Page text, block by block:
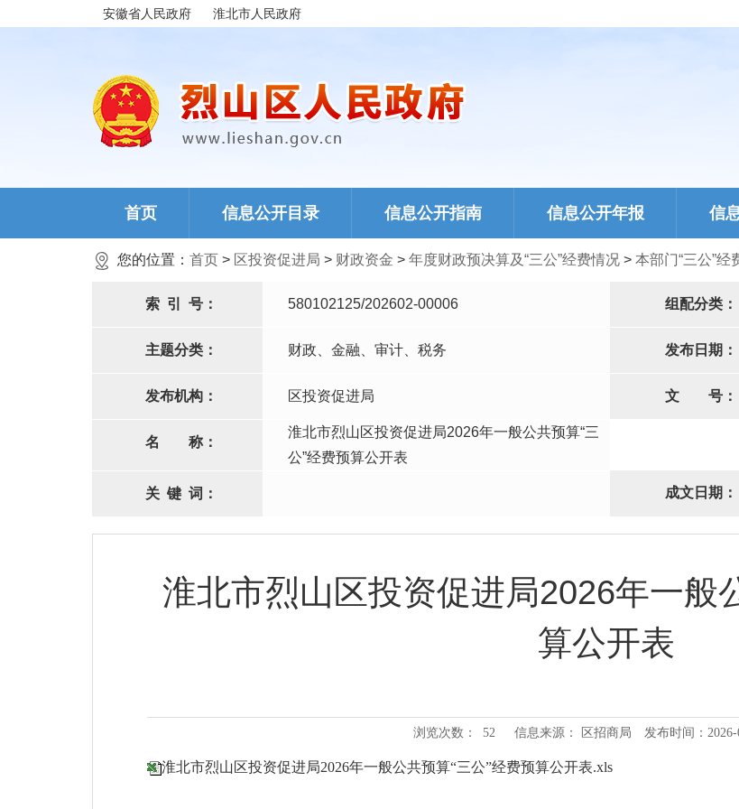
安徽省人民政府 淮北市人民政府
首页 信息公开目录 信息公开指南 信息公开年报 信
您的位置： 首页 > 区投资促进局 > 财政资金 > 年度财政预决算及“三公”经费情况 > 本部门“三公”经
索 引 号： 580102125/202602-00006 组配分类：
主题分类： 财政、金融、审计、税务 发布日期：
发布机构： 区投资促进局 文 号：
名 称：
淮北市烈山区投资促进局2026年一般公共预算“三
公”经费预算公开表
关 键 词： 成文日期：
淮北市烈山区投资促进局2026年一般
算公开表
浏览次数： 52 信息来源： 区招商局 发布时间：2026-
淮北市烈山区投资促进局2026年一般公共预算“三公”经费预算公开表.xls